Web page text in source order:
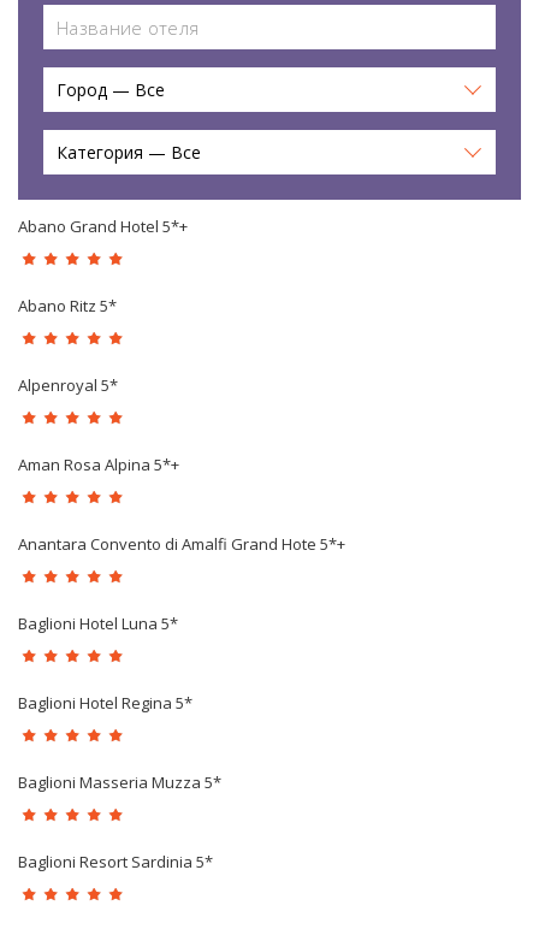
Город — Все
Категория — Все
Abano Grand Hotel 5*+
Abano Ritz 5*
Alpenroyal 5*
Aman Rosa Alpina 5*+
Anantara Convento di Amalfi Grand Hote 5*+
Baglioni Hotel Luna 5*
Baglioni Hotel Regina 5*
Baglioni Masseria Muzza 5*
Baglioni Resort Sardinia 5*